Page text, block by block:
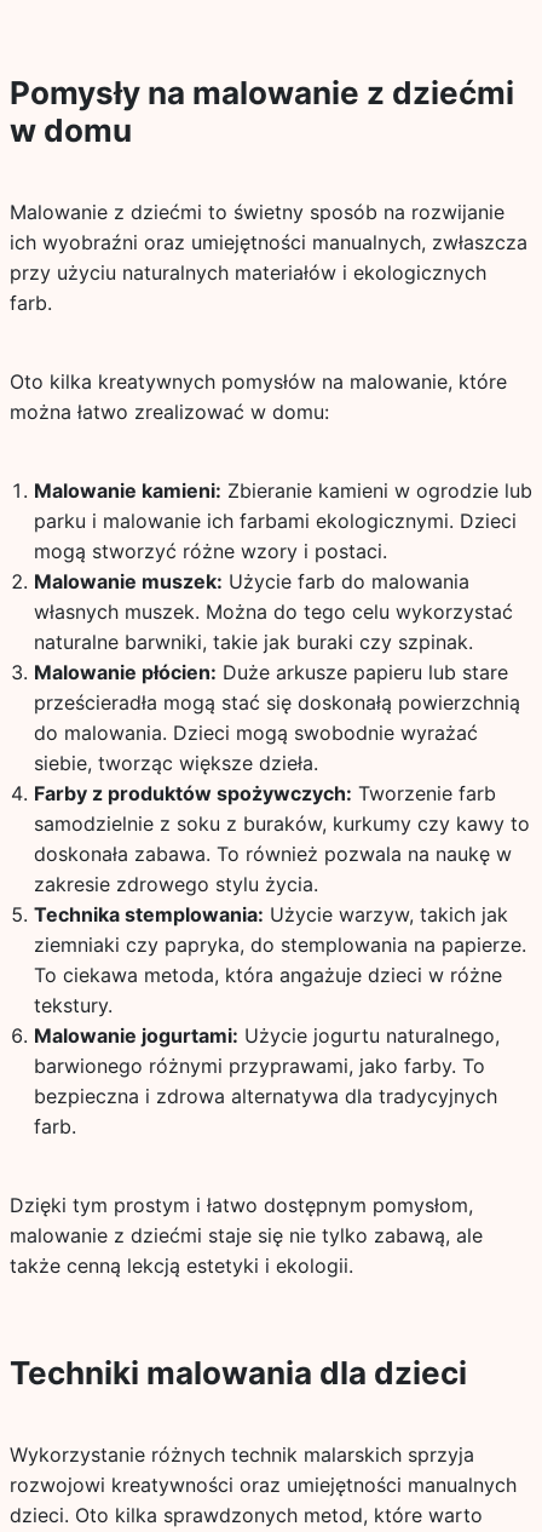
Pomysły na malowanie z dziećmi
w domu
Malowanie z dziećmi to świetny sposób na rozwijanie
ich wyobraźni oraz umiejętności manualnych, zwłaszcza
przy użyciu naturalnych materiałów i ekologicznych
farb.
Oto kilka kreatywnych pomysłów na malowanie, które
można łatwo zrealizować w domu:
Malowanie kamieni: Zbieranie kamieni w ogrodzie lub
parku i malowanie ich farbami ekologicznymi. Dzieci
mogą stworzyć różne wzory i postaci.
Malowanie muszek: Użycie farb do malowania
własnych muszek. Można do tego celu wykorzystać
naturalne barwniki, takie jak buraki czy szpinak.
Malowanie płócien: Duże arkusze papieru lub stare
prześcieradła mogą stać się doskonałą powierzchnią
do malowania. Dzieci mogą swobodnie wyrażać
siebie, tworząc większe dzieła.
Farby z produktów spożywczych: Tworzenie farb
samodzielnie z soku z buraków, kurkumy czy kawy to
doskonała zabawa. To również pozwala na naukę w
zakresie zdrowego stylu życia.
Technika stemplowania: Użycie warzyw, takich jak
ziemniaki czy papryka, do stemplowania na papierze.
To ciekawa metoda, która angażuje dzieci w różne
tekstury.
Malowanie jogurtami: Użycie jogurtu naturalnego,
barwionego różnymi przyprawami, jako farby. To
bezpieczna i zdrowa alternatywa dla tradycyjnych
farb.
Dzięki tym prostym i łatwo dostępnym pomysłom,
malowanie z dziećmi staje się nie tylko zabawą, ale
także cenną lekcją estetyki i ekologii.
Techniki malowania dla dzieci
Wykorzystanie różnych technik malarskich sprzyja
rozwojowi kreatywności oraz umiejętności manualnych
dzieci. Oto kilka sprawdzonych metod, które warto